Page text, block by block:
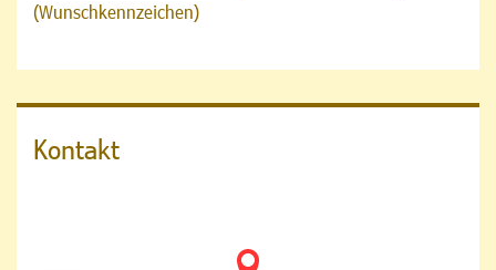
(Wunschkennzeichen)
Kontakt